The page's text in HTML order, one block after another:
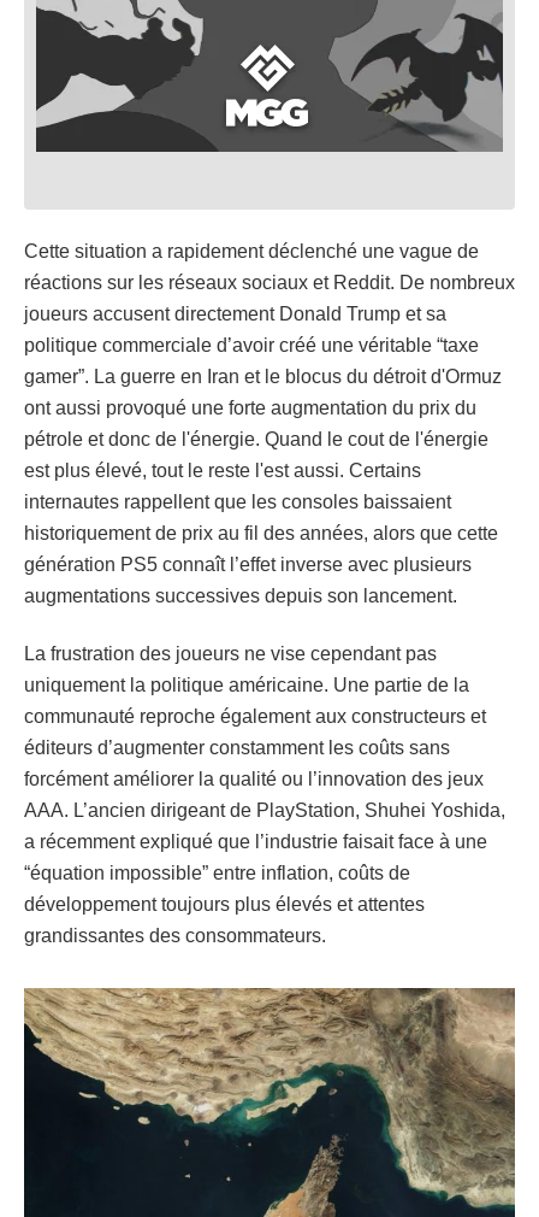
Cette situation a rapidement déclenché une vague de
réactions sur les réseaux sociaux et Reddit. De nombreux
joueurs accusent directement Donald Trump et sa
politique commerciale d’avoir créé une véritable “taxe
gamer”. La guerre en Iran et le blocus du détroit d'Ormuz
ont aussi provoqué une forte augmentation du prix du
pétrole et donc de l'énergie. Quand le cout de l'énergie
est plus élevé, tout le reste l'est aussi. Certains
internautes rappellent que les consoles baissaient
historiquement de prix au fil des années, alors que cette
génération PS5 connaît l’effet inverse avec plusieurs
augmentations successives depuis son lancement.
La frustration des joueurs ne vise cependant pas
uniquement la politique américaine. Une partie de la
communauté reproche également aux constructeurs et
éditeurs d’augmenter constamment les coûts sans
forcément améliorer la qualité ou l’innovation des jeux
AAA. L’ancien dirigeant de PlayStation, Shuhei Yoshida,
a récemment expliqué que l’industrie faisait face à une
“équation impossible” entre inflation, coûts de
développement toujours plus élevés et attentes
grandissantes des consommateurs.